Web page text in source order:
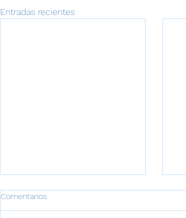
Entradas recientes
Día mundial de la Audición
Cada 3 de marzo, la
Comentarios